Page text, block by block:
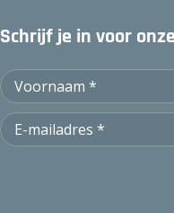
Schrijf je in voor